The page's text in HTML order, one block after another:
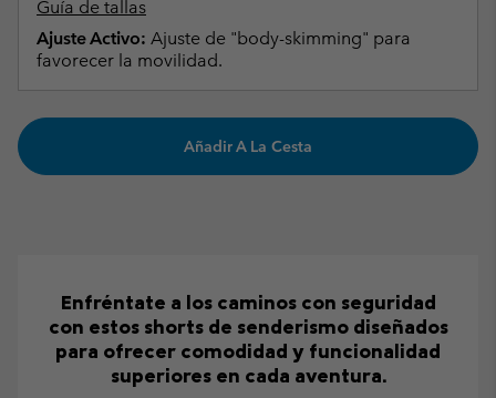
Guía de tallas
Ajuste Activo: Ajuste de "body-skimming" para
favorecer la movilidad.
Añadir A La Cesta
Enfréntate a los caminos con seguridad
con estos shorts de senderismo diseñados
para ofrecer comodidad y funcionalidad
superiores en cada aventura.